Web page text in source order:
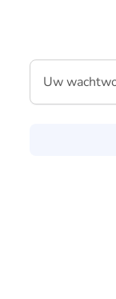
Uw wachtwoord